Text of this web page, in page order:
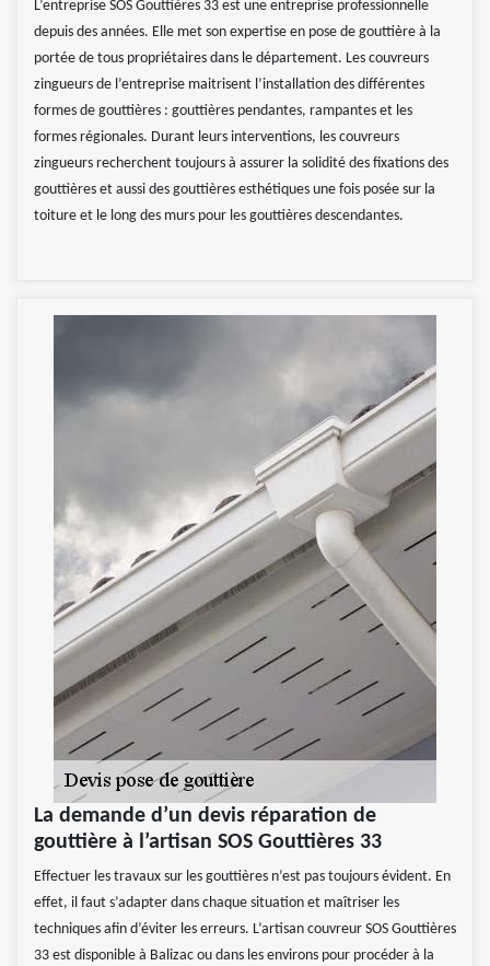
L’entreprise SOS Gouttières 33 est une entreprise professionnelle
depuis des années. Elle met son expertise en pose de gouttière à la
portée de tous propriétaires dans le département. Les couvreurs
zingueurs de l’entreprise maitrisent l’installation des différentes
formes de gouttières : gouttières pendantes, rampantes et les
formes régionales. Durant leurs interventions, les couvreurs
zingueurs recherchent toujours à assurer la solidité des fixations des
gouttières et aussi des gouttières esthétiques une fois posée sur la
toiture et le long des murs pour les gouttières descendantes.
La demande d’un devis réparation de
gouttière à l’artisan SOS Gouttières 33
Effectuer les travaux sur les gouttières n’est pas toujours évident. En
effet, il faut s’adapter dans chaque situation et maîtriser les
techniques afin d’éviter les erreurs. L’artisan couvreur SOS Gouttières
33 est disponible à Balizac ou dans les environs pour procéder à la